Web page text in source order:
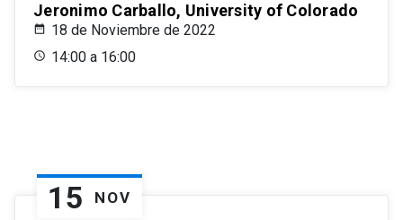
Jeronimo Carballo, University of Colorado
18 de Noviembre de 2022
14:00 a 16:00
15 NOV